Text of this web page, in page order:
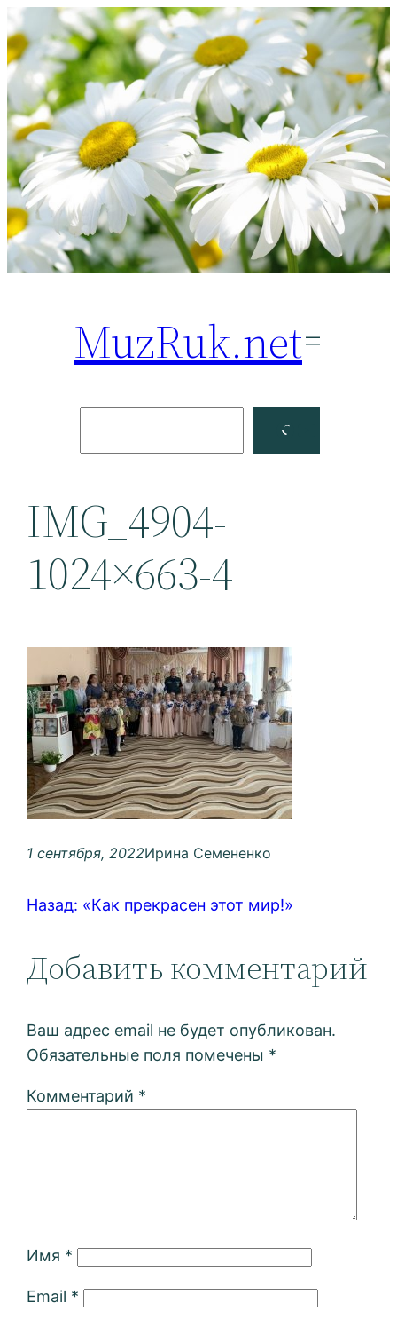
Перейти
к
содержимому
MuzRuk.net
Facebook
IMG_4904-
1024×663-4
1 сентября, 2022Ирина Семененко
Назад: «Как прекрасен этот мир!»
Добавить комментарий
Ваш адрес email не будет опубликован.
Обязательные поля помечены *
Комментарий *
Имя *
Email *